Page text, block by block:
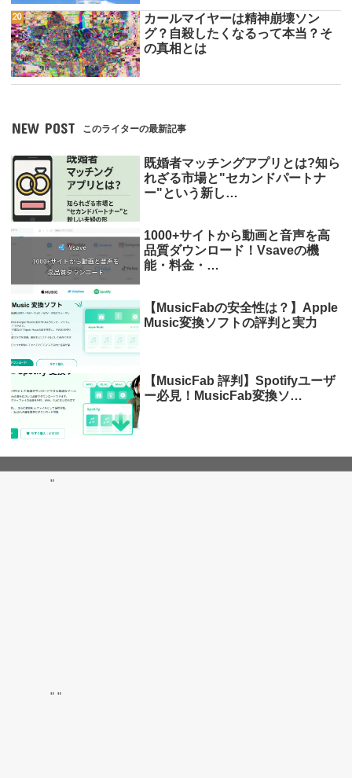
カールマイヤーは精神崩壊ソン
グ？自殺したくなるって本当？そ
の真相とは
NEW POST このライターの最新記事
既婚者マッチングアプリとは?知ら
れざる市場と"セカンドパートナ
ー"という新し…
1000+サイトから動画と音声を高
品質ダウンロード！Vsaveの機
能・料金・…
【MusicFabの安全性は？】Apple
Music変換ソフトの評判と実力
【MusicFab 評判】Spotifyユーザ
ー必見！MusicFab変換ソ…
"
" "